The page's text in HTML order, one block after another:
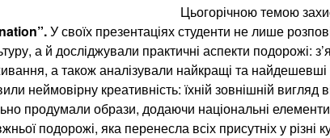
Цьогорічною темою
У своїх презентаціях студенти не лише
а й досліджували практичні аспекти подорожі:
а також аналізували найкращі та найдешевші
неймовірну креативність: їхній зовнішній вигляд
продумали образи, додаючи національні
подорожі, яка перенесла всіх присутніх у різні